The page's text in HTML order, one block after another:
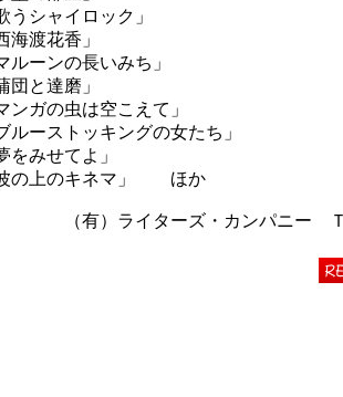
シャイロック」
渡花香」
ーンの長いみち」
と達磨」
ガの虫は空こえて」
ーストッキングの女たち」
みせてよ」
の上のキネマ」 ほか
（有）ライターズ・カンパニ